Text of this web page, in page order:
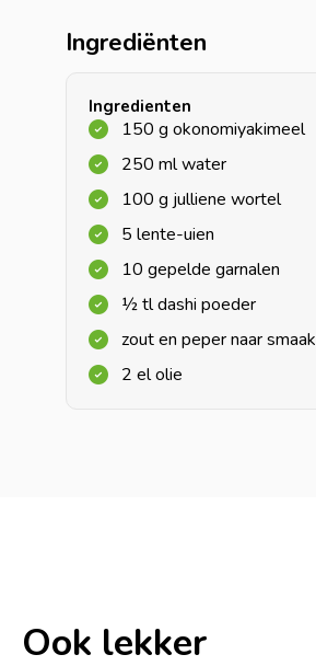
Ingrediënten
Ingredienten
150 g okonomiyakimeel
250 ml water
100 g julliene wortel
5 lente-uien
10 gepelde garnalen
½ tl dashi poeder
zout en peper naar smaak
2 el olie
Ook lekker